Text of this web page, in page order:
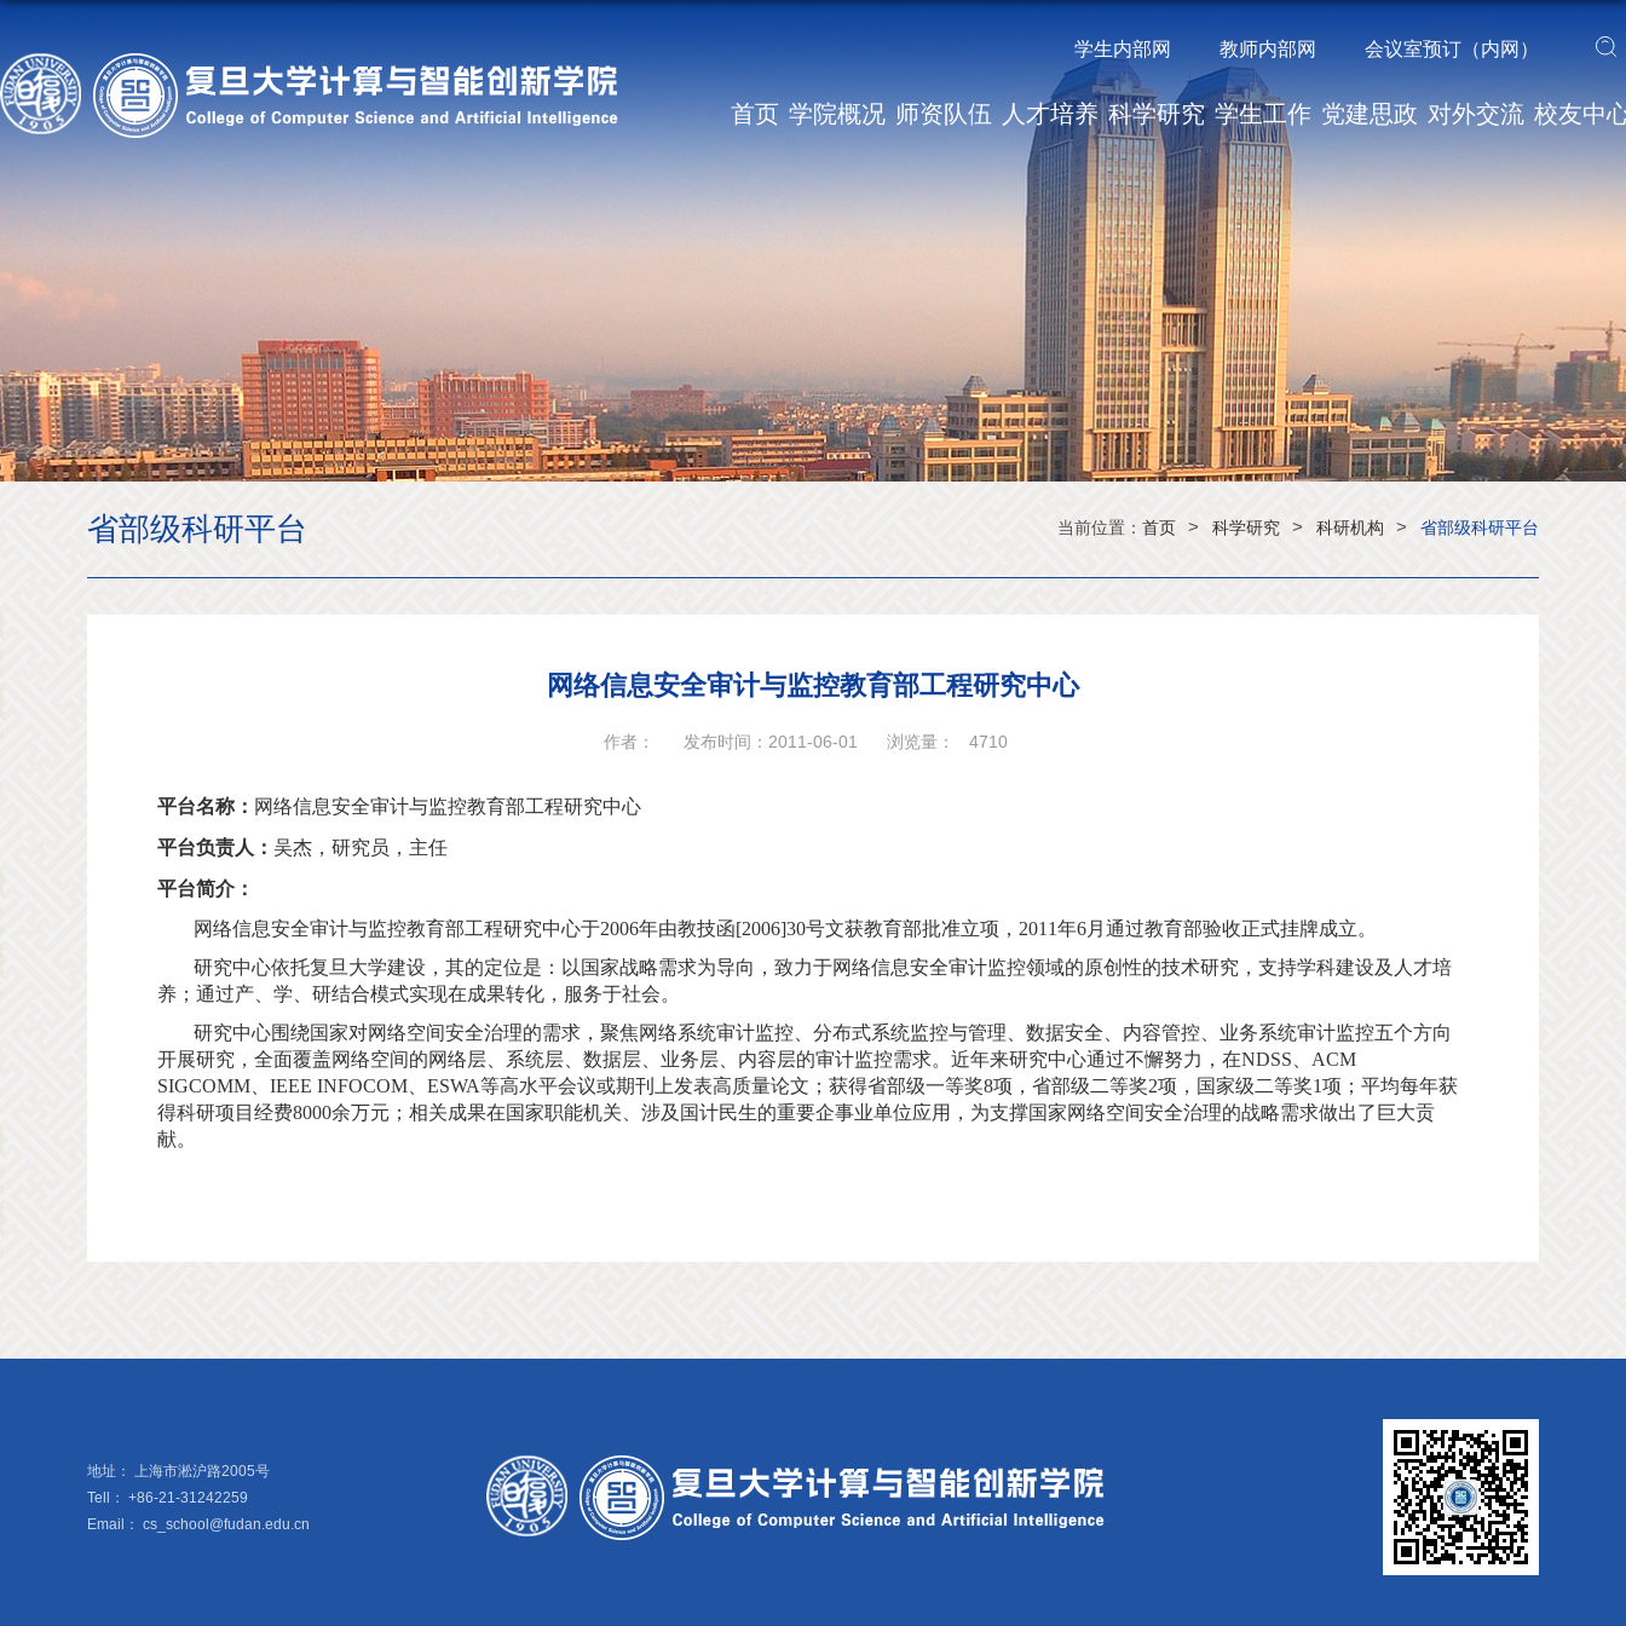
学生内部网 教师内部网 会议室预订（内网）
首页 学院概况 师资队伍 人才培养 科学研究 学生工作 党建思政 对外交流 校友中
当前位置： 首页 > 科学研究 > 科研机构 > 省部级科研平台
省部级科研平台
网络信息安全审计与监控教育部工程研究中心
作者： 发布时间：2011-06-01 浏览量： 4710
平台名称： 网络信息安全审计与监控教育部工程研究中心
平台负责人： 吴杰，研究员，主任
平台简介：
网络信息安全审计与监控教育部工程研究中心于2006年由教技函[2006]30号文获教育部批准立项，2011年6月通过教育部验收正式挂牌成立。
研究中心依托复旦大学建设，其的定位是：以国家战略需求为导向，致力于网络信息安全审计监控领域的原创性的技术研究，支持学科建设及人才培
养；通过产、学、研结合模式实现在成果转化，服务于社会。
研究中心围绕国家对网络空间安全治理的需求，聚焦网络系统审计监控、分布式系统监控与管理、数据安全、内容管控、业务系统审计监控五个方向
开展研究，全面覆盖网络空间的网络层、系统层、数据层、业务层、内容层的审计监控需求。近年来研究中心通过不懈努力，在NDSS、ACM
SIGCOMM、IEEE INFOCOM、ESWA等高水平会议或期刊上发表高质量论文；获得省部级一等奖8项，省部级二等奖2项，国家级二等奖1项；平均每年获
得科研项目经费8000余万元；相关成果在国家职能机关、涉及国计民生的重要企事业单位应用，为支撑国家网络空间安全治理的战略需求做出了巨大贡
献。
地址：
上海市淞沪路2005号
Tell： +86-21-31242259
Email： cs_school@fudan.edu.cn